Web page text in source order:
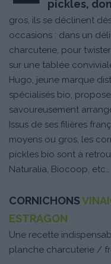
pickles,
gros, ils se déclinent
occasions : dans un
charcuterie, pour
sur une tablée
Hugo, jeune marque
spécialisés bio,
savoureusement
Issus de ses filières
moyens ou gros, les
pickles bio sont à
Naturalia, Biocoop, etc…
CORNICHONS
ESTRAGON
Une recette
planche charcuterie /